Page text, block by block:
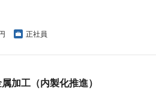
正社員
加工（内製化推進）